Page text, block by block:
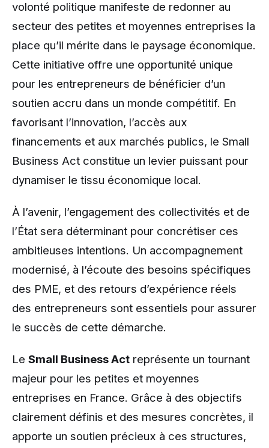
volonté politique manifeste de redonner au
secteur des petites et moyennes entreprises la
place qu’il mérite dans le paysage économique.
Cette initiative offre une opportunité unique
pour les entrepreneurs de bénéficier d’un
soutien accru dans un monde compétitif. En
favorisant l’innovation, l’accès aux
financements et aux marchés publics, le Small
Business Act constitue un levier puissant pour
dynamiser le tissu économique local.
À l’avenir, l’engagement des collectivités et de
l’État sera déterminant pour concrétiser ces
ambitieuses intentions. Un accompagnement
modernisé, à l’écoute des besoins spécifiques
des PME, et des retours d’expérience réels
des entrepreneurs sont essentiels pour assurer
le succès de cette démarche.
Le Small Business Act représente un tournant
majeur pour les petites et moyennes
entreprises en France. Grâce à des objectifs
clairement définis et des mesures concrètes, il
apporte un soutien précieux à ces structures,